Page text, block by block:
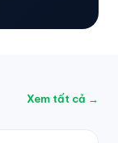
Xem tất cả →